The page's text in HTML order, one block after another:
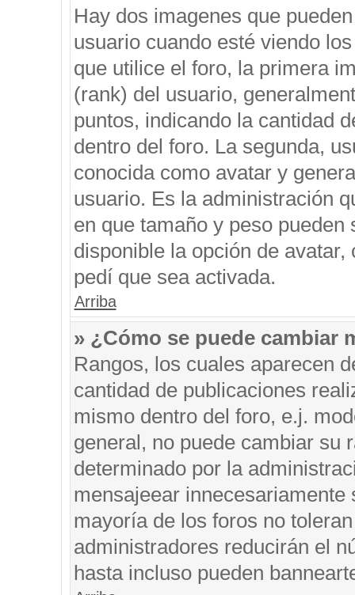
Hay dos imagenes que
usuario cuando esté viendo
que utilice el foro, la primera
(rank) del usuario,
puntos, indicando la cantidad
dentro del foro. La segunda,
conocida como avatar y
usuario. Es la administración
en que tamaño y peso
disponible la opción de
pedí que sea activada.
Arriba
» ¿Cómo se puede cambiar
Rangos, los cuales aparecen
cantidad de publicaciones
mismo dentro del foro, e.j.
general, no puede cambiar su
determinado por la
mensajeear
mayoría de los foros no
administradores reducirán el
hasta incluso pueden